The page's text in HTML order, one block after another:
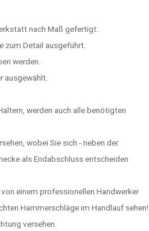
nach Maß gefertigt.
zum Detail ausgeführt.
werden.
ausgewählt.
werden auch alle benötigten
wobei Sie sich - neben der
als Endabschluss entscheiden
einem professionellen Handwerker
Hammerschläge im Handlauf sehen!
versehen.